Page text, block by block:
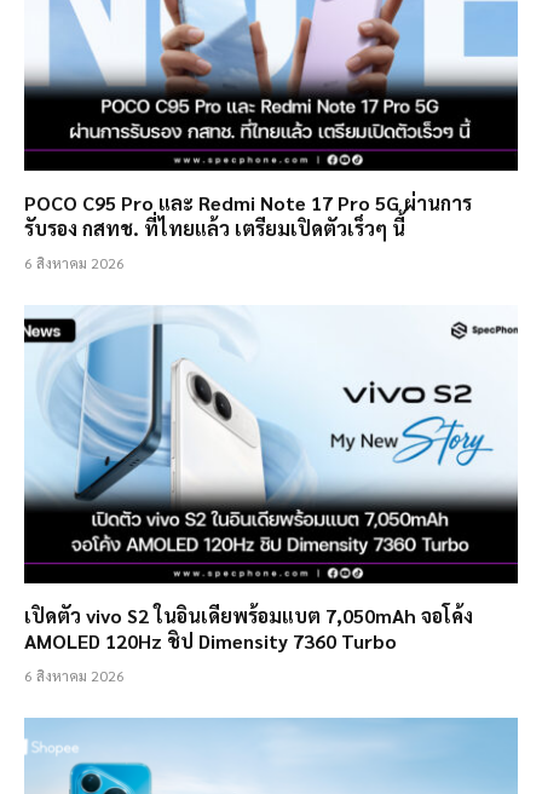
POCO C95 Pro และ Redmi Note 17 Pro 5G ผ่านการ
รับรอง กสทช. ที่ไทยแล้ว เตรียมเปิดตัวเร็วๆ นี้
6 สิงหาคม 2026
เปิดตัว vivo S2 ในอินเดียพร้อมแบต 7,050mAh จอโค้ง
AMOLED 120Hz ชิป Dimensity 7360 Turbo
6 สิงหาคม 2026